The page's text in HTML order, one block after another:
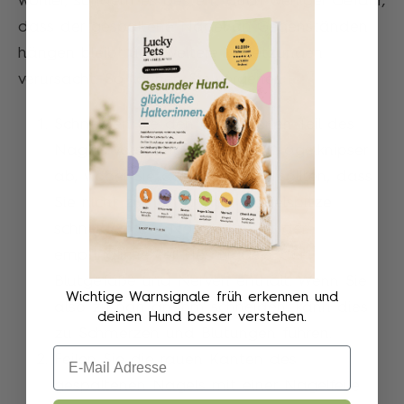
dass der gespaltene Nagel an Gegenständen
hängen bleibt und weitere Verletzungen
verursacht. So können Sie vorgehen:
Schneiden Sie den gespaltenen Teil des
Nagels vorsichtig mit einem Nagelknipser
ab, wobei Sie darauf achten sollten, dass
Sie nicht zu nah an der Nagelspitze
schneiden. Der Nagelspalt ist der
empfindliche Teil des Nagels, der
Blutgefäße und Nerven enthält. Wenn Sie
also zu nah an ihm schneiden, kann dies
Feilen Sie die rauen Kanten des
gespaltenen Nagels mit einer Nagelfeile
Wichtige Warnsignale früh erkennen und
deinen Hund besser verstehen.
Email